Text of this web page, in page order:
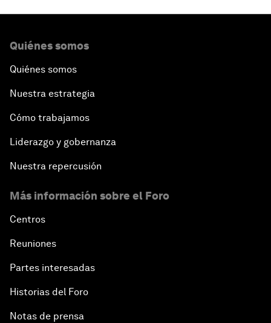
Quiénes somos
Quiénes somos
Nuestra estrategia
Cómo trabajamos
Liderazgo y gobernanza
Nuestra repercusión
Más información sobre el Foro
Centros
Reuniones
Partes interesadas
Historias del Foro
Notas de prensa